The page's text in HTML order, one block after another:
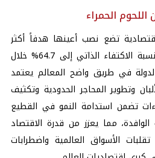
اللحوم الحمراء
تضع نصب أعينها هدفاً أكثر
طموحاً يتمثل في الوصول بنسبة الاكتفاء الذاتي إلى 64.7% خلال
في طريق واضح المعالم يعتمد
وتطوير المحاجر الحدودية وتكثيف
تضمن استدامة النمو في القطيع
مما يعزز من قدرة الاقتصاد
الأسواق العالمية واضطرابات